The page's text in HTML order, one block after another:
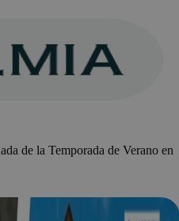
de la Temporada de Verano en